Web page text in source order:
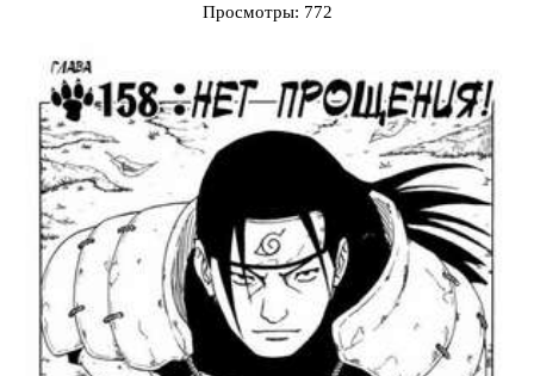
Просмотры: 772